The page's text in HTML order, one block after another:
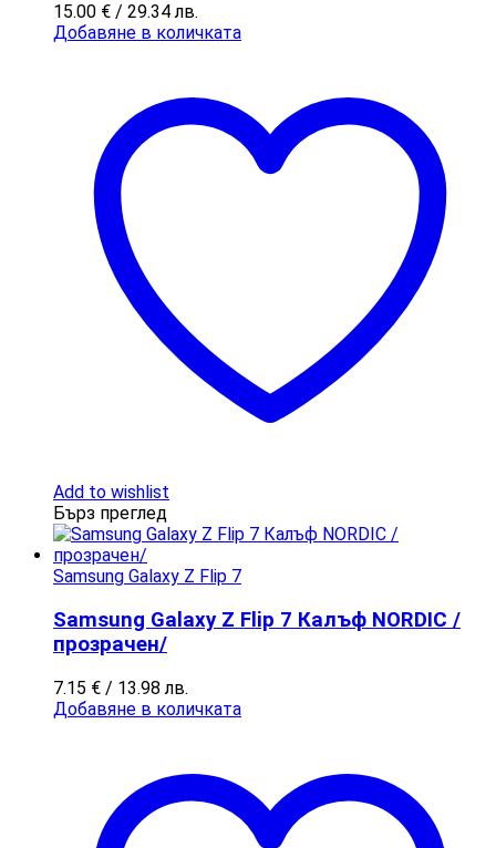
15.00 € / 29.34 лв.
Добавяне в количката
Add to wishlist
Бърз преглед
Samsung Galaxy Z Flip 7
Samsung Galaxy Z Flip 7 Калъф NORDIC /
прозрачен/
7.15 € / 13.98 лв.
Добавяне в количката